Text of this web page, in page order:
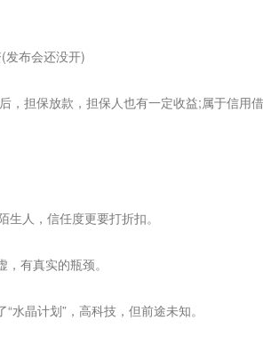
布会还没开)
担保放款，担保人也有一定收益;属于信用
人，信任度更要打折扣。
有真实的瓶颈。
晶计划”，高科技，但前途未知。